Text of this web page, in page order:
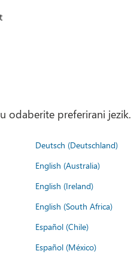
odaberite preferirani jezik.
Deutsch (Deutschland)
English (Australia)
English (Ireland)
English (South Africa)
Español (Chile)
Español (México)